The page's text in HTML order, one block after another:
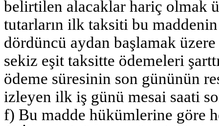
belirtilen alacaklar hariç olmak
tutarların ilk taksiti bu
dördüncü aydan başlamak
sekiz eşit taksitte ödemeleri
ödeme süresinin son gününün
izleyen ilk iş günü mesai saati
f) Bu madde hükümlerine göre